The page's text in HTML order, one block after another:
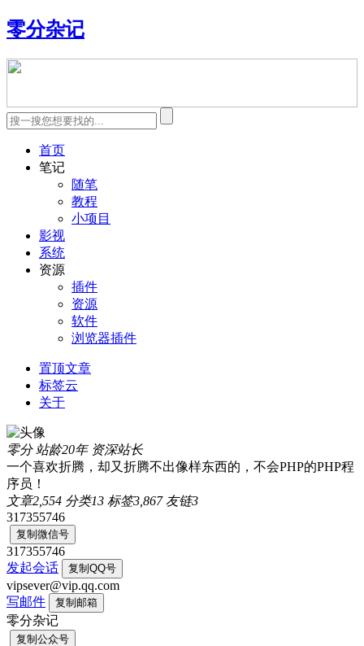
零分杂记
首页
笔记
随笔
教程
小项目
影视
系统
资源
插件
资源
软件
浏览器插件
置顶文章
标签云
关于
零分 站龄20年 资深站长
一个喜欢折腾，却又折腾不出像样东西的，不会PHP的PHP程
序员！
文章2,554 分类13 标签3,867 友链3
317355746
复制微信号
317355746
发起会话
复制QQ号
vipsever@vip.qq.com
写邮件
复制邮箱
零分杂记
复制公众号